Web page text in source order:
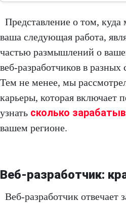
Представление о том, куда
ваша следующая работа,
частью размышлений о
веб-разработчиков в разных
Тем не менее, мы
карьеры, которая включает
узнать сколько
вашем регионе.
Веб-разработчик:
Веб-разработчик отвечает